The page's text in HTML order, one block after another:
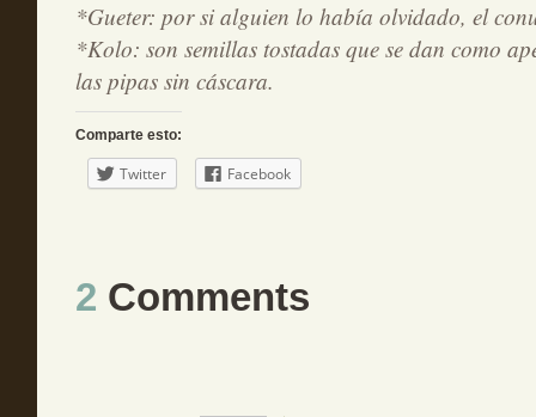
*Gueter: por si alguien lo había olvidado, el
*Kolo: son semillas tostadas que se dan como
las pipas sin cáscara.
Comparte esto:
Twitter Facebook
2 Comments